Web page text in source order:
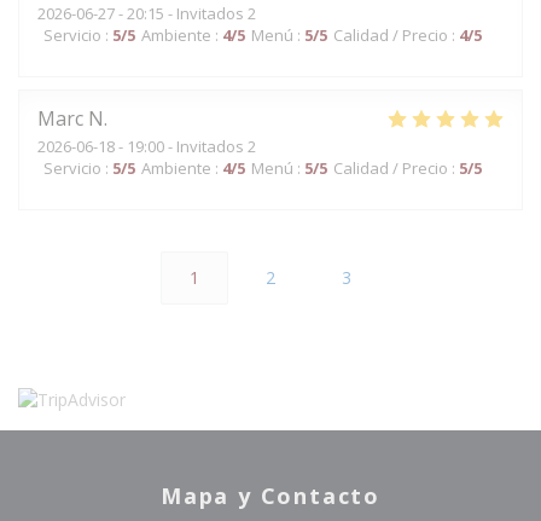
2026-06-27- 20:15 - Invitados 2
Servicio : 5/5 Ambiente : 4/5 Menú : 5/5 Calidad / Precio : 4/5
Marc N
2026-06-18- 19:00 - Invitados 2
Servicio : 5/5 Ambiente : 4/5 Menú : 5/5 Calidad / Precio : 5/5
1 2 3
Mapa y Contacto